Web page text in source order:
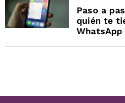
Paso a
quién te
WhatsApp